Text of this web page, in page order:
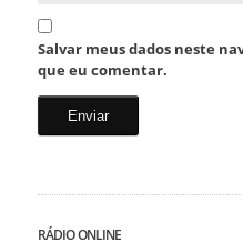
Salvar meus dados neste
que eu comentar.
RÁDIO ONLINE